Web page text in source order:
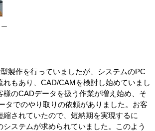
製作を行っていましたが、システムのPC
れもあり、CAD/CAMを検討し始めていまし
様のCADデータを扱う作業が増え始め、そ
タでのやり取りの依頼がありました。お客
縮されていたので、短納期を実現するに
システムが求められていました。このよう